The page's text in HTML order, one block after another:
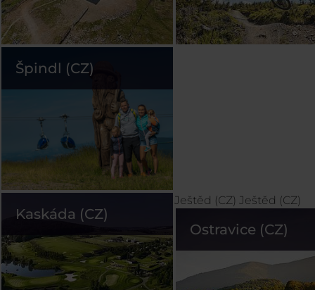
Špindl (CZ)
Ještěd (CZ) Ještěd (CZ)
Kaskáda (CZ)
Ostravice (CZ)